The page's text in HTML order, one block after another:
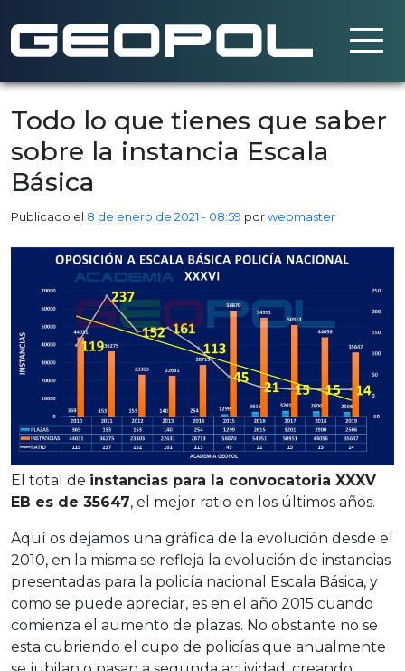
Saltar al contenido principal
Todo lo que tienes que saber
sobre la instancia Escala
Básica
Publicado el 8 de enero de 2021 - 08:59 porwebmaster
El total de instancias para la convocatoria XXXV
EB es de 35647, el mejor ratio en los últimos años.
Aquí­ os dejamos una gráfica de la evolución desde el
2010, en la misma se refleja la evolución de instancias
presentadas para la policí­a nacional Escala Básica, y
como se puede apreciar, es en el año 2015 cuando
comienza el aumento de plazas. No obstante no se
esta cubriendo el cupo de policí­as que anualmente